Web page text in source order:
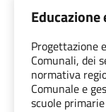
Progettazione
Comunali, dei
normativa
Comunale e
scuole